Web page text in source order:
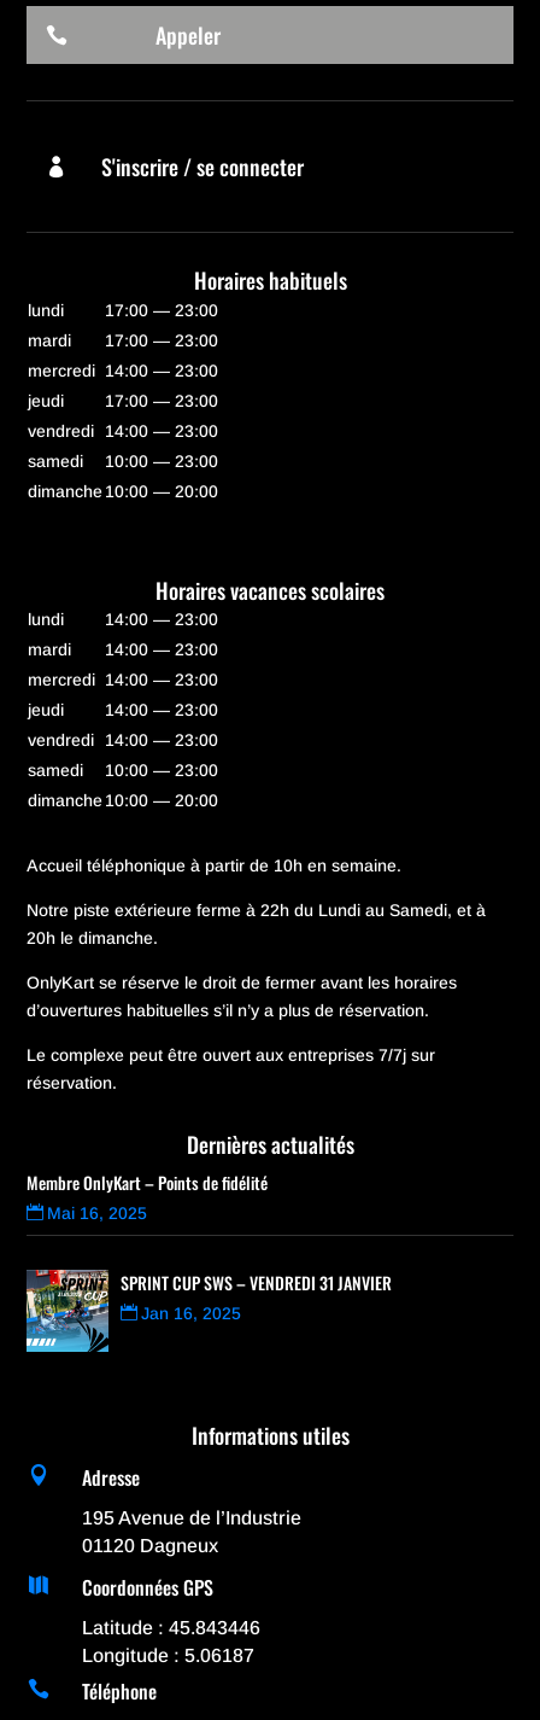
 Appeler
 S'inscrire / se connecter
Horaires habituels
lundi
17:00 — 23:00
mardi
17:00 — 23:00
mercredi 14:00 — 23:00
jeudi
17:00 — 23:00
vendredi
14:00 — 23:00
samedi
10:00 — 23:00
dimanche10:00 — 20:00
Horaires vacances scolaires
lundi
14:00 — 23:00
mardi
14:00 — 23:00
mercredi 14:00 — 23:00
jeudi
14:00 — 23:00
vendredi
14:00 — 23:00
samedi
10:00 — 23:00
dimanche10:00 — 20:00
Accueil téléphonique à partir de 10h en semaine.
Notre piste extérieure ferme à 22h du Lundi au Samedi, et à
20h le dimanche.
OnlyKart se réserve le droit de fermer avant les horaires
d’ouvertures habituelles s’il n’y a plus de réservation.
Le complexe peut être ouvert aux entreprises 7/7j sur
réservation.
Dernières actualités
Membre OnlyKart – Points de fidélité
Mai 16, 2025
SPRINT CUP SWS – VENDREDI 31 JANVIER
Jan 16, 2025
Informations utiles
 Adresse
195 Avenue de l’Industrie
01120 Dagneux
 Coordonnées GPS
Latitude : 45.843446
Longitude : 5.06187
 Téléphone